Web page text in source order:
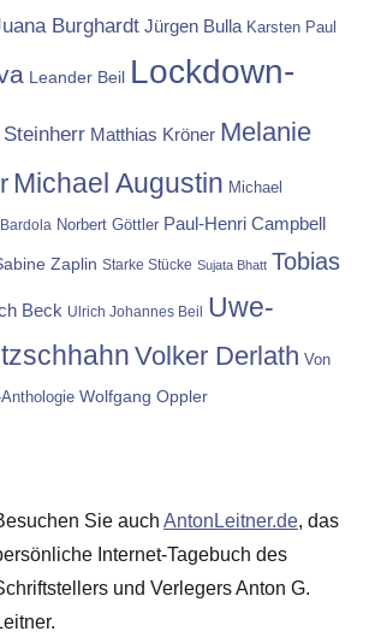
Burghardt Jürgen Bulla Karsten Paul
Leander Beil Lockdown-
Matthias Kröner Melanie
Michael Augustin Michael
Norbert Göttler Paul-Henri Campbell
Zaplin Starke Stücke Sujata Bhatt Tobias
Beck Ulrich Johannes Beil Uwe-
Volker Derlath Von
Wolfgang Oppler
Sie auch AntonLeitner.de, das
Internet-Tagebuch des
und Verlegers Anton G.